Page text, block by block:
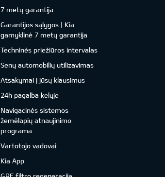
7 metų garantija
Garantijos sąlygos | Kia
gamyklinė 7 metų garantija
Techninės priežiūros intervalas
Senų automobilių utilizavimas
Atsakymai į jūsų klausimus
24h pagalba kelyje
Navigacinės sistemos
žemėlapių atnaujinimo
programa
Vartotojo vadovai
Kia App